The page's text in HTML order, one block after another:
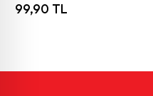
99,90 TL